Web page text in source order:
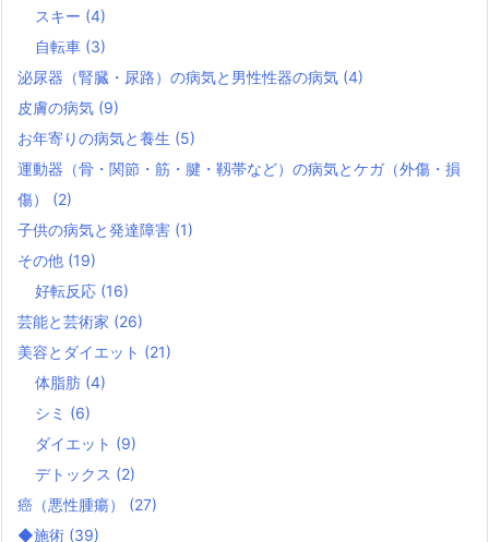
スキー (4)
自転車 (3)
泌尿器（腎臓・尿路）の病気と男性性器の病気 (4)
皮膚の病気 (9)
お年寄りの病気と養生 (5)
運動器（骨・関節・筋・腱・靱帯など）の病気とケガ（外傷・損
傷） (2)
子供の病気と発達障害 (1)
その他 (19)
好転反応 (16)
芸能と芸術家 (26)
美容とダイエット (21)
体脂肪 (4)
シミ (6)
ダイエット (9)
デトックス (2)
癌（悪性腫瘍） (27)
◆施術 (39)